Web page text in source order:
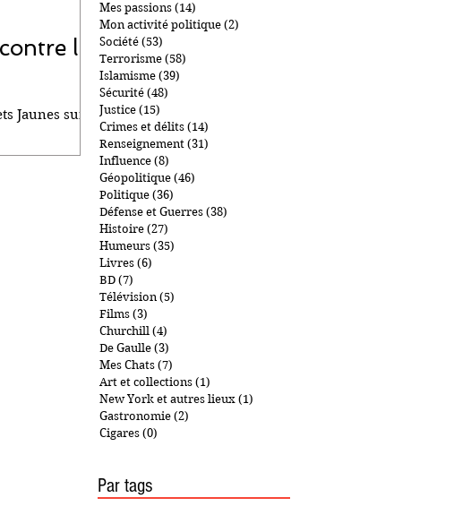
les
Jaunes sur
Mes passions (14)
Mon activité politique (2)
Société (53)
Terrorisme (58)
Islamisme (39)
Sécurité (48)
Justice (15)
Crimes et délits (14)
Renseignement (31)
Influence (8)
Géopolitique (46)
Politique (36)
Défense et Guerres (38)
Histoire (27)
Humeurs (35)
Livres (6)
BD (7)
Télévision (5)
Films (3)
Churchill (4)
De Gaulle (3)
Mes Chats (7)
Art et collections (1)
New York et autres lieux (1)
Gastronomie (2)
Cigares (0)
Par tags